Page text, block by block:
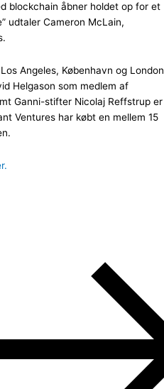
blockchain åbner holdet op for et
udtaler Cameron McLain,
Angeles, København og London
Helgason som medlem af
Ganni-stifter Nicolaj Reffstrup er
Ventures har købt en mellem 15